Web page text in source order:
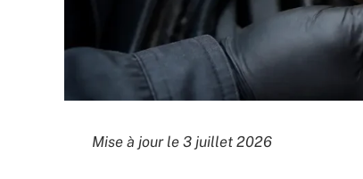
Mise à jour le 3 juillet 2026